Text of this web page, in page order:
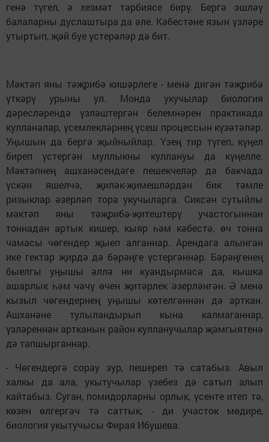
генә түгел, ә хезмәт тәрбиясе бирү. Бергә эшләү
балаларны дуслаштыра да әле. Кәбестәне язын үзләре
утыртып, җәй буе үстерәләр дә бит.
Мәктәп яны тәҗрибә кишәрлеге - менә дигән тәҗрибә
үткәрү урыны ул. Монда укучылар биология
дәресләрендә үзләштергән белемнәрен практикада
кулланалар, үсемлекләрнең үсеш процессын күзә­тәләр.
Уңышын да бер­гә җыйныйлар. Үзең тир түгеп, күңел
биреп үстергән муллыкны кул­лануы да кү­ңелле.
Мәктәпнең аш­ха­нәсендәге пешекчеләр дә бакчада
үскән яшелчә, җиләк-җимешләрдән бик тәмле
ризыклар әзерләп тора укучыларга. Сиксән сутый­лы
мәктәп яны тәҗрибә-җитештерү учас­­тогыннан
тоннадан артык кишер, кыяр һәм кәбестә, өч тонна
чамасы чөгендер җыеп алганнар. Арендага алынган
ике гектар җирдә дә бәрәңге үстергәннәр. Бәрәңгенең
быелгы уңышы әллә ни куандырмаса да, кышка
ашарлык һәм чәчү өчен җитәрлек әзерләнгән. Ә менә
кызыл чөгендернең уңышы көтелгәннән дә арткан.
Ашханәне тулыландырып кына калмаганнар,
үзләреннән артканын район кулланучылар җәмгыятенә
дә тапшырганнар.
- Чөгендергә сорау зур, пешереп тә сатабыз. Авыл
халкы да ала, укытучылар үзебез дә сатып алып
кайтабыз. Суган, помидорларны орлык, үсенте итеп тә,
көзен өлгергәч тә саттык, - ди участок мөдире,
биология укытучысы Фирая Ибушева.